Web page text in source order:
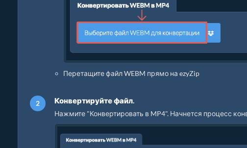
Перетащите файл WEBM прямо на ezyZip
Конвертируйте файл.
Нажмите "Конвертировать в MP4". Начнется процесс